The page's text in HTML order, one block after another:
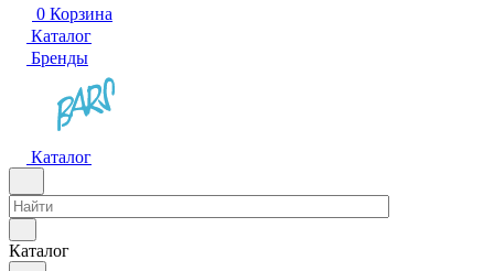
0 Корзина
Каталог
Бренды
Каталог
Каталог